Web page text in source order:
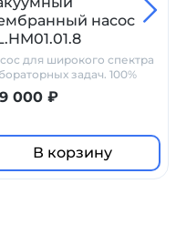
службы
и
для защиты от
насос
для широкого спектра
задач. 100%
000 ₽
В корзину